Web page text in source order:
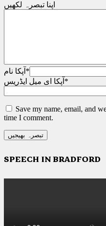
اپنا تبصرہ لکھیں
آپکا نام *
آپکا ای میل ایڈریس *
Save my name, email, and
time I comment.
SPEECH IN BRADFORD